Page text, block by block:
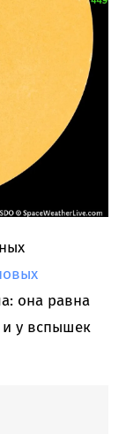
она равна
и у вспышек